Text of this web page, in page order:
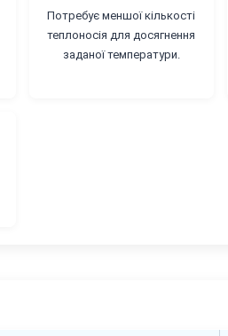
Потребує меншої кількості
теплоносія для досягнення
заданої температури.